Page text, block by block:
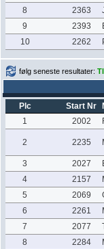
8 2363
9
2393
10
2262
følg seneste resultater:
Plc Start Nr
1
2002
2 2235
3 2027
4
2157
5
2069
6
2261
7
2077
8
2284